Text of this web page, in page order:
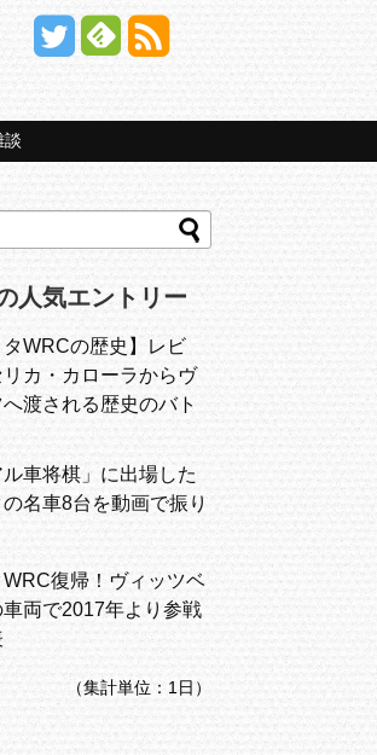
談
人気エントリー
タWRCの歴史】レビ
リカ・カローラからヴ
渡される歴史のバト
ル車将棋」に出場した
の名車8台を動画で振り
WRC復帰！ヴィッツベ
車両で2017年より参戦
（集計単位：1日）